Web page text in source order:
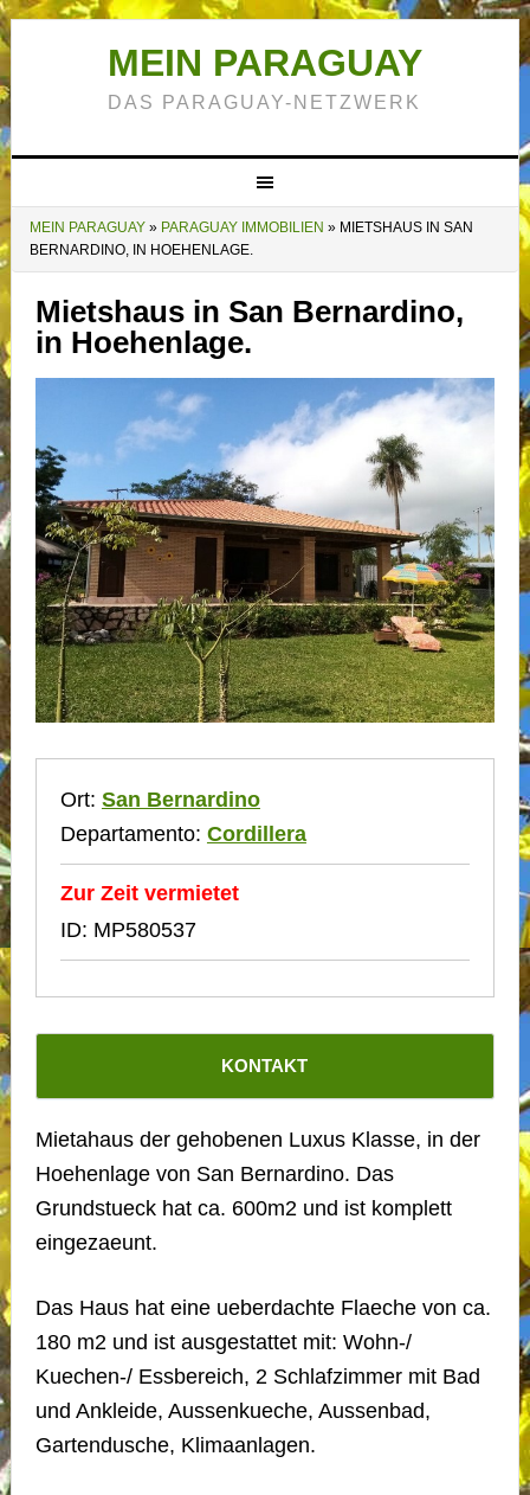
MEIN PARAGUAY
DAS PARAGUAY-NETZWERK
MEIN PARAGUAY» PARAGUAY IMMOBILIEN » MIETSHAUS IN SAN
BERNARDINO, IN HOEHENLAGE.
Mietshaus in San Bernardino,
in Hoehenlage.
Ort: San Bernardino
Departamento: Cordillera
Zur Zeit vermietet
ID: MP580537
KONTAKT
Mietahaus der gehobenen Luxus Klasse, in der
Hoehenlage von San Bernardino. Das
Grundstueck hat ca. 600m2 und ist komplett
eingezaeunt.
Das Haus hat eine ueberdachte Flaeche von ca.
180 m2 und ist ausgestattet mit: Wohn-/
Kuechen-/ Essbereich, 2 Schlafzimmer mit Bad
und Ankleide, Aussenkueche, Aussenbad,
Gartendusche, Klimaanlagen.